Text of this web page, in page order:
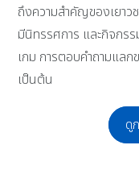
ถึงความสำคัญของเยาว
มีนิทรรศการ และกิจกร
เกม การตอบคำถามแล
เป็นต้น
ดู